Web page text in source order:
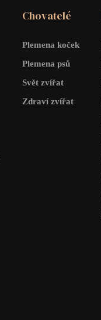
Chovatelé
Plemena koček
Plemena psů
Svět zvířat
Zdraví zvířat